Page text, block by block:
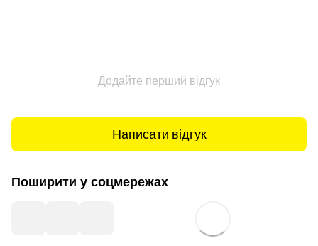
Додайте перший відгук
Написати відгук
Поширити у соцмережах